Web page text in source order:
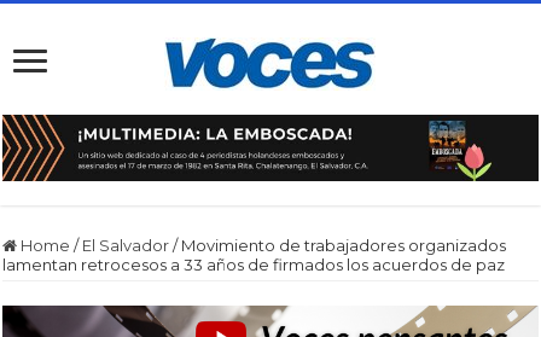
Home / El Salvador / Movimiento de trabajadores organizados
lamentan retrocesos a 33 años de firmados los acuerdos de paz